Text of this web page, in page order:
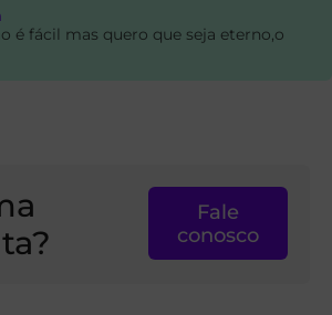
é fácil mas quero que seja eterno,o
Fale
conosco